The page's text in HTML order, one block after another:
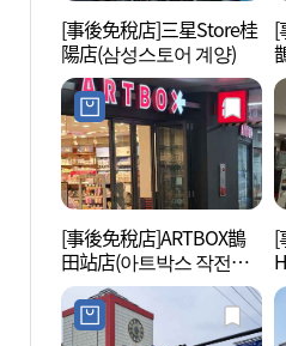
[事後免稅店]三星Store桂
陽店(삼성스토어 계양)
[
[事後免稅店]ARTBOX鵲
田站店(아트박스 작전역
사점)
[